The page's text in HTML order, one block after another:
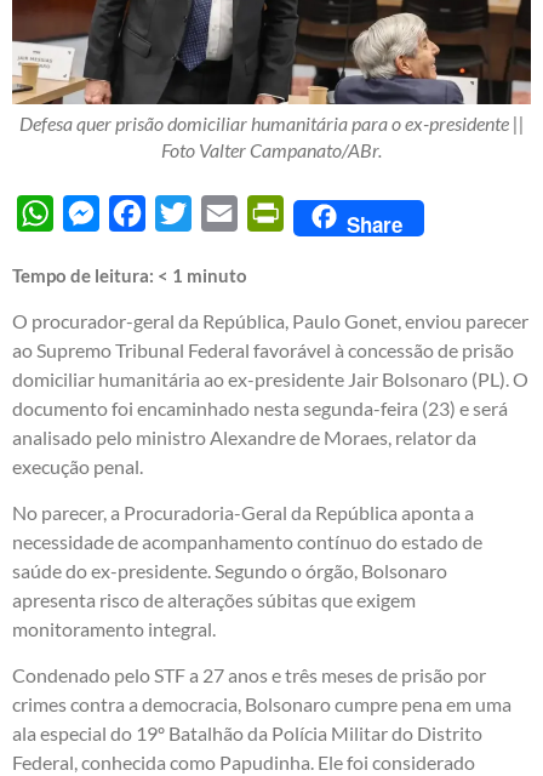
Defesa quer prisão domiciliar humanitária para o ex-presidente ||
Foto Valter Campanato/ABr.
WhatsAppMessengerFacebook
Twitter Email PrintFriendly
Share
Tempo de leitura: < 1 minuto
O procurador-geral da República, Paulo Gonet, enviou parecer
ao Supremo Tribunal Federal favorável à concessão de prisão
domiciliar humanitária ao ex-presidente Jair Bolsonaro (PL). O
documento foi encaminhado nesta segunda-feira (23) e será
analisado pelo ministro Alexandre de Moraes, relator da
execução penal.
No parecer, a Procuradoria-Geral da República aponta a
necessidade de acompanhamento contínuo do estado de
saúde do ex-presidente. Segundo o órgão, Bolsonaro
apresenta risco de alterações súbitas que exigem
monitoramento integral.
Condenado pelo STF a 27 anos e três meses de prisão por
crimes contra a democracia, Bolsonaro cumpre pena em uma
ala especial do 19º Batalhão da Polícia Militar do Distrito
Federal, conhecida como Papudinha. Ele foi considerado